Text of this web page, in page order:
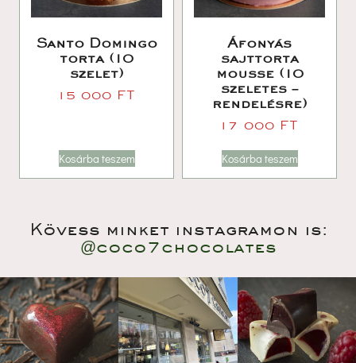
Santo Domingo
torta (10
zelet)
15 000 FT
Kosárba teszem
Áfonyás
ajttorta
mousse (10
zeletes –
rendelésre)
17 000 FT
Kosárba teszem
Kövess minket instagramon is:
@coco7chocolate